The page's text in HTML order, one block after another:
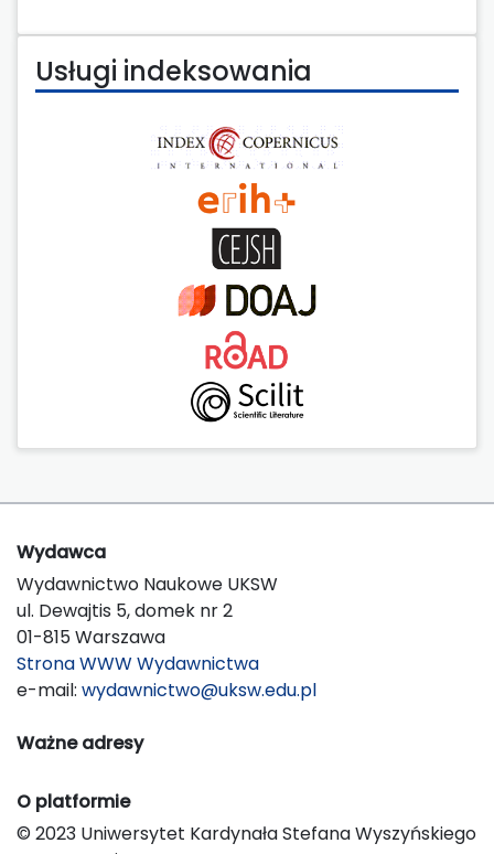
Usługi indeksowania
Wydawca
Wydawnictwo Naukowe UKSW
ul. Dewajtis 5, domek nr 2
01-815 Warszawa
Strona WWW Wydawnictwa
e-mail: wydawnictwo@uksw.edu.pl
Ważne adresy
O platformie
© 2023 Uniwersytet Kardynała Stefana Wyszyńskiego